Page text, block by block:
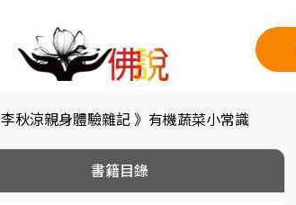
李秋涼親身體驗雜記 》 有機蔬菜小常識
書籍目錄